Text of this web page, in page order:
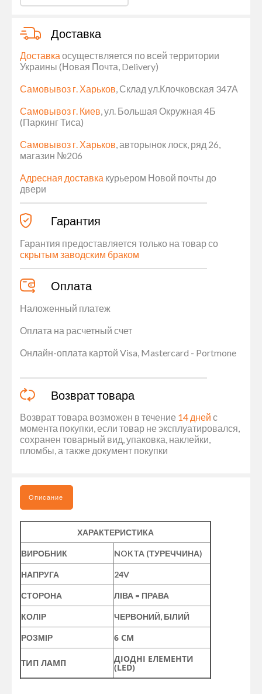
Доставка
Доставка осуществляется по всей территории
Украины (Новая Почта, Delivery)
Самовывоз г. Харьков, Склад ул.Клочковская 347А
Самовывоз г. Киев, ул. Большая Окружная 4Б
(Паркинг Тиса)
Самовывоз г. Харьков, авторынок лоск, ряд 26,
магазин №206
Адресная доставка курьером Новой почты до
двери
Гарантия
Гарантия предоставляется только на товар со
скрытым заводским браком
Оплата
Наложенный платеж
Оплата на расчетный счет
Онлайн-оплата картой Visa, Mastercard - Portmone
Возврат товара
Возврат товара возможен в течение 14 дней с
момента покупки, если товар не эксплуатировался,
сохранен товарный вид, упаковка, наклейки,
пломбы, а также документ покупки
Описание
ХАРАКТЕРИСТИКА
ВИРОБНИК NOKTA (ТУРЕЧЧИНА)
НАПРУГА 24V
СТОРОНА ЛІВА = ПРАВА
КОЛІР ЧЕРВОНИЙ, БІЛИЙ
РОЗМІР 6 СМ
ТИП ЛАМП ДІОДНІ ЕЛЕМЕНТИ
(LED)